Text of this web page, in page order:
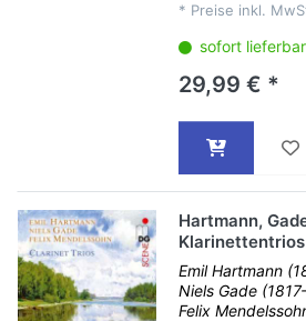
* Preise inkl.
sofort lieferbar
29,99 € *
Hartmann,
Klarinettentrios
Emil Hartmann
Niels Gade
Felix